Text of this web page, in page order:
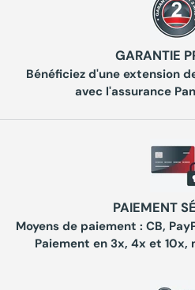
GARANTIE
Bénéficiez d'une extension
avec l'assurance
PAIEMENT
Moyens de paiement : CB,
Paiement en 3x, 4x et